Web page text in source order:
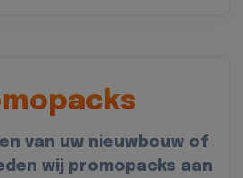
van uw nieuwbouw of
wij promopacks aan